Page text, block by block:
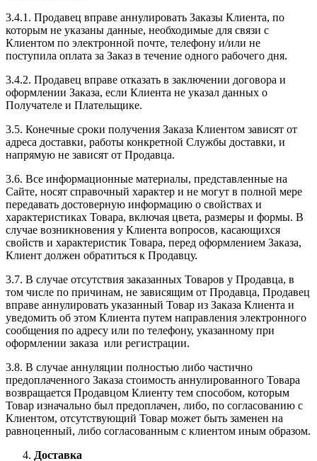
3.4.1. Продавец вправе аннулировать Заказы Клиента, по
которым не указаны данные, необходимые для связи с
Клиентом по электронной почте, телефону и/или не
поступила оплата за Заказ в течение одного рабочего дня.
3.4.2. Продавец вправе отказать в заключении договора и
оформлении Заказа, если Клиента не указал данных о
Получателе и Плательщике.
3.5. Конечные сроки получения Заказа Клиентом зависят от
адреса доставки, работы конкретной Службы доставки, и
напрямую не зависят от Продавца.
3.6. Все информационные материалы, представленные на
Сайте, носят справочный характер и не могут в полной мере
передавать достоверную информацию о свойствах и
характеристиках Товара, включая цвета, размеры и формы. В
случае возникновения у Клиента вопросов, касающихся
свойств и характеристик Товара, перед оформлением Заказа,
Клиент должен обратиться к Продавцу.
3.7. В случае отсутствия заказанных Товаров у Продавца, в
том числе по причинам, не зависящим от Продавца, Продавец
вправе аннулировать указанный Товар из Заказа Клиента и
уведомить об этом Клиента путем направления электронного
сообщения по адресу или по телефону, указанному при
оформлении заказа или регистрации.
3.8. В случае аннуляции полностью либо частично
предоплаченного Заказа стоимость аннулированного Товара
возвращается Продавцом Клиенту тем способом, которым
Товар изначально был предоплачен, либо, по согласованию с
Клиентом, отсутствующий Товар может быть заменен на
равноценный, либо согласованным с клиентом иным образом.
Доставка